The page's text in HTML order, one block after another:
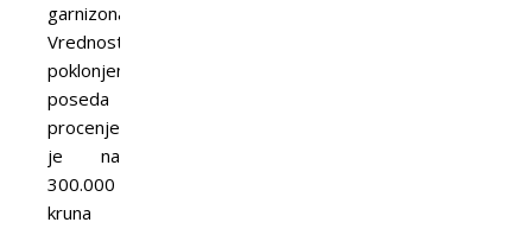
garnizona.
Vrednost
poklonjenog
poseda
procenjena
je na
300.000
kruna